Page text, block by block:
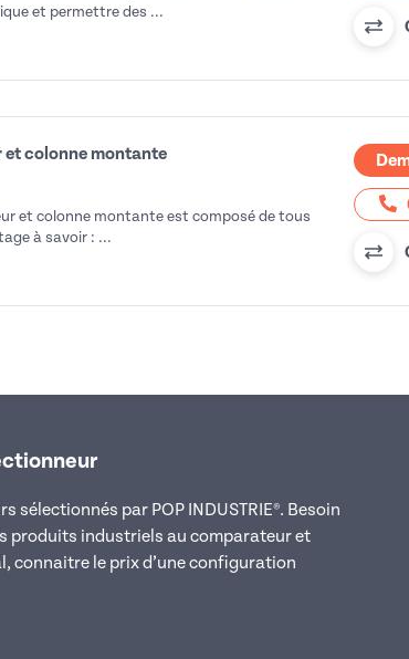
et permettre des ...
colonne montante
et colonne montante est composé de tous
à savoir : ...
par POP INDUSTRIE®. Besoin
produits industriels au comparateur et
connaitre le prix d’une configuration